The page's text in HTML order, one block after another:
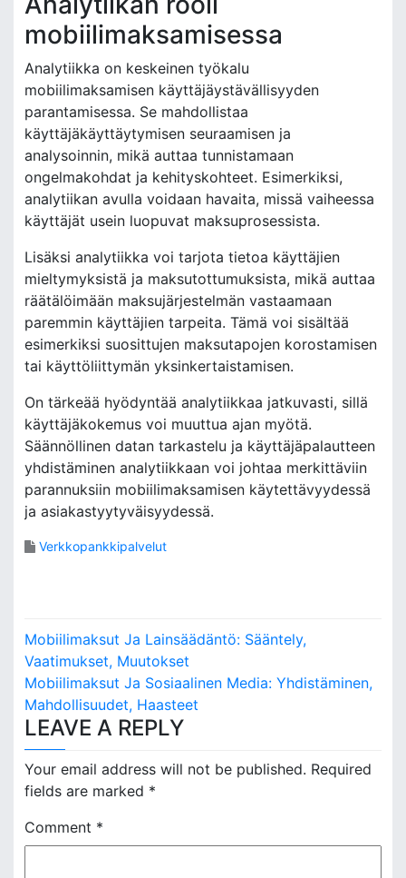
mobiilimaksamisessa
Analytiikka on keskeinen työkalu
mobiilimaksamisen käyttäjäystävällisyyden
parantamisessa. Se mahdollistaa
käyttäjäkäyttäytymisen seuraamisen ja
analysoinnin, mikä auttaa tunnistamaan
ongelmakohdat ja kehityskohteet. Esimerkiksi,
analytiikan avulla voidaan havaita, missä vaiheessa
käyttäjät usein luopuvat maksuprosessista.
Lisäksi analytiikka voi tarjota tietoa käyttäjien
mieltymyksistä ja maksutottumuksista, mikä auttaa
räätälöimään maksujärjestelmän vastaamaan
paremmin käyttäjien tarpeita. Tämä voi sisältää
esimerkiksi suosittujen maksutapojen korostamisen
tai käyttöliittymän yksinkertaistamisen.
On tärkeää hyödyntää analytiikkaa jatkuvasti, sillä
käyttäjäkokemus voi muuttua ajan myötä.
Säännöllinen datan tarkastelu ja käyttäjäpalautteen
yhdistäminen analytiikkaan voi johtaa merkittäviin
parannuksiin mobiilimaksamisen käytettävyydessä
ja asiakastyytyväisyydessä.
Verkkopankkipalvelut
P
o
s
t
n
a
v
Mobiilimaksut Ja Lainsäädäntö: Sääntely,
Vaatimukset, Muutokset
Mobiilimaksut Ja Sosiaalinen Media: Yhdistäminen,
Mahdollisuudet, Haasteet
LEAVE A REPLY
Your email address will not be published. Required
fields are marked *
Comment *